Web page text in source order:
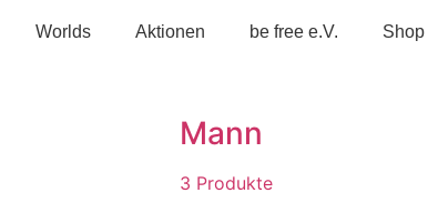
Worlds Aktionen be free e.V. Shop
Mann
3 Produkte